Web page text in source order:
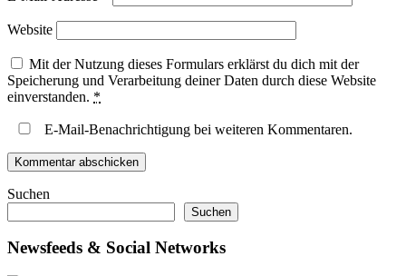
Website
Mit der Nutzung dieses Formulars erklärst du dich mit der
Speicherung und Verarbeitung deiner Daten durch diese Website
einverstanden. *
E-Mail-Benachrichtigung bei weiteren Kommentaren.
Suchen
Suchen
Newsfeeds & Social Networks